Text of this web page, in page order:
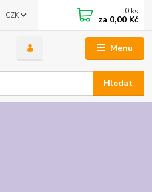
Menu
CZK
Hledat
0 ks
za 0,00 Kč